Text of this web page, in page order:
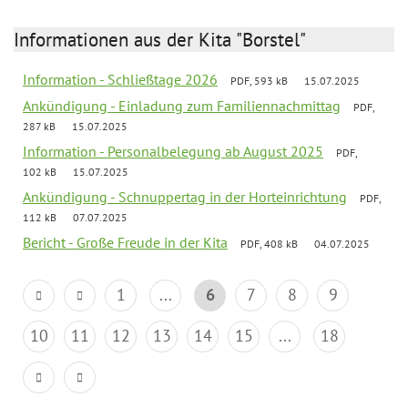
Informationen aus der Kita "Borstel"
Information - Schließtage 2026 PDF, 593 kB 15.07.2025
Ankündigung - Einladung zum Familiennachmittag
PDF,
287 kB
15.07.2025
Information - Personalbelegung ab August 2025
PDF,
102 kB
15.07.2025
Ankündigung - Schnuppertag in der Horteinrichtung
PDF,
112 kB
07.07.2025
Bericht - Große Freude in der Kita PDF, 408 kB 04.07.2025
1 ... 6 7 8
9
10
11 12 13 14 15 ... 18